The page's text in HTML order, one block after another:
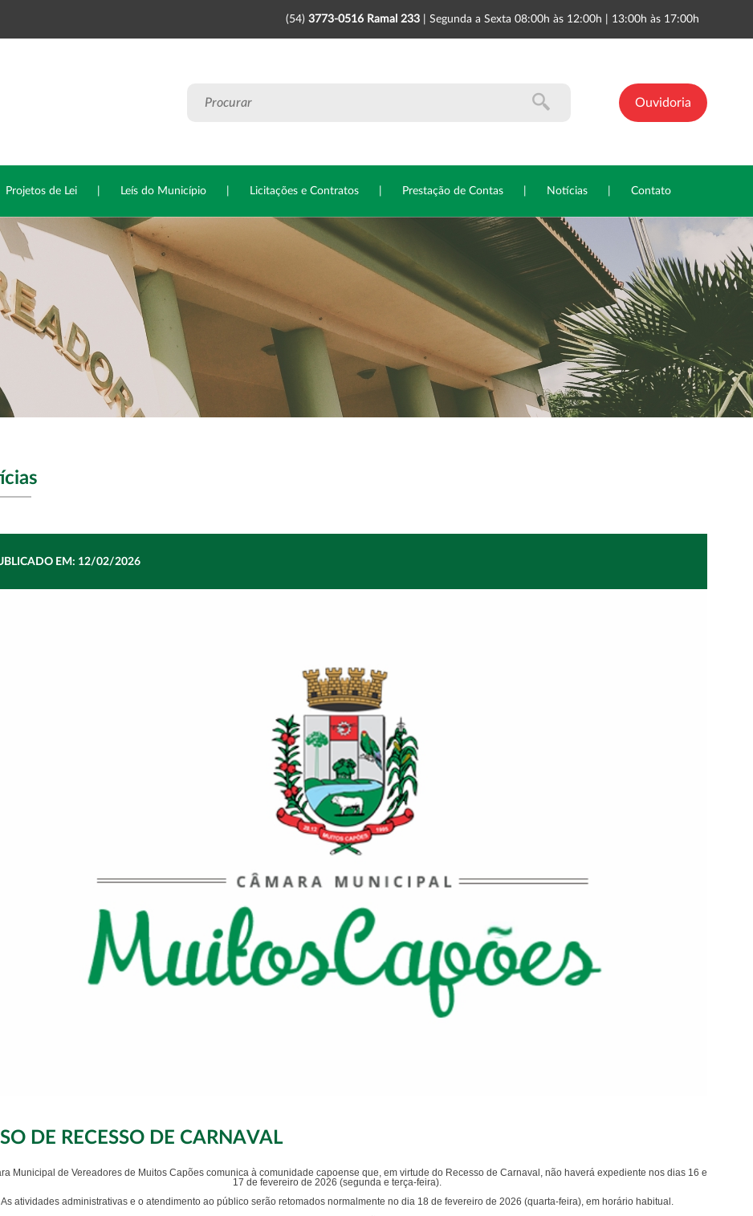
(54) 3773-0516 Ramal 233 | Segunda a Sexta 08:00h às 12:00h | 13:00h às 17:00h
Ouvidoria
Projetos de Lei Leís do Município Licitações e Contratos Prestação de Contas Notícias Contato
EM: 12/02/2026
DE RECESSO DE CARNAVAL
Municipal de Vereadores de Muitos Capões comunica à comunidade capoense que, em virtude do Recesso de Carnaval, não haverá expediente nos dias 16 e
17 de fevereiro de 2026 (segunda e terça-feira).
As atividades administrativas e o atendimento ao público serão retomados normalmente no dia 18 de fevereiro de 2026 (quarta-feira), em horário habitual.